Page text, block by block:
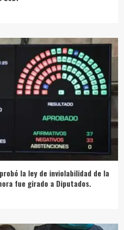
la ley de inviolabilidad de la
fue girado a Diputados.